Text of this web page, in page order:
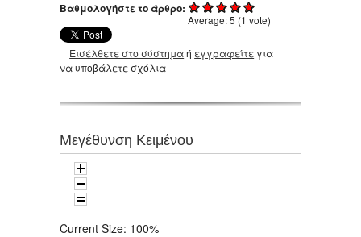
Βαθμολογήστε το άρθρο:
Average:5 (1 vote)
Εισέλθετε στο σύστημαή εγγραφείτε για
να υποβάλετε σχόλια
Μεγέθυνση Κειμένου
Current Size: 100%